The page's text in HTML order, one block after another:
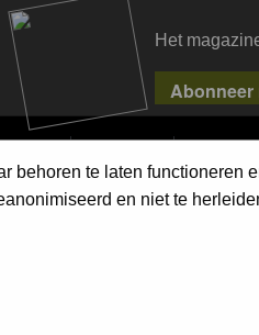
Het
PIXPAS MAGAZINE
behoren te laten functioneren
en niet te